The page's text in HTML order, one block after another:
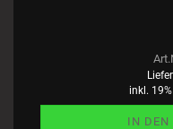
inkl.
IN DEN